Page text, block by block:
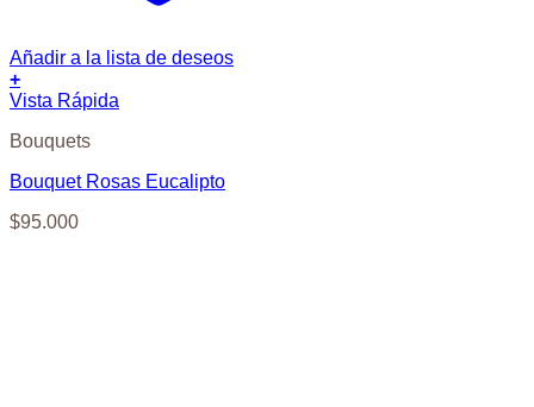
Añadir a la lista de deseos
+
Vista Rápida
Bouquets
Bouquet Rosas Eucalipto
$95.000